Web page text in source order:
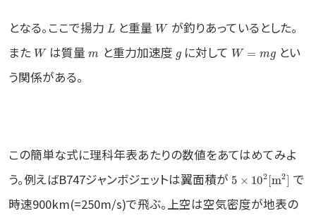
となる。ここで揚力 L と重量 W が釣りあっているとした。
また W は質量m と重力加速度 gに対して W = mg とい
う関係がある。
この簡単な式に理科年表あたりの数値をあてはめてみよ
う。例えばB747ジャンボジェットは翼面積が 5 × 102 [m2] で
時速900km(=250m/s)で飛ぶ。上空は空気密度が地表の